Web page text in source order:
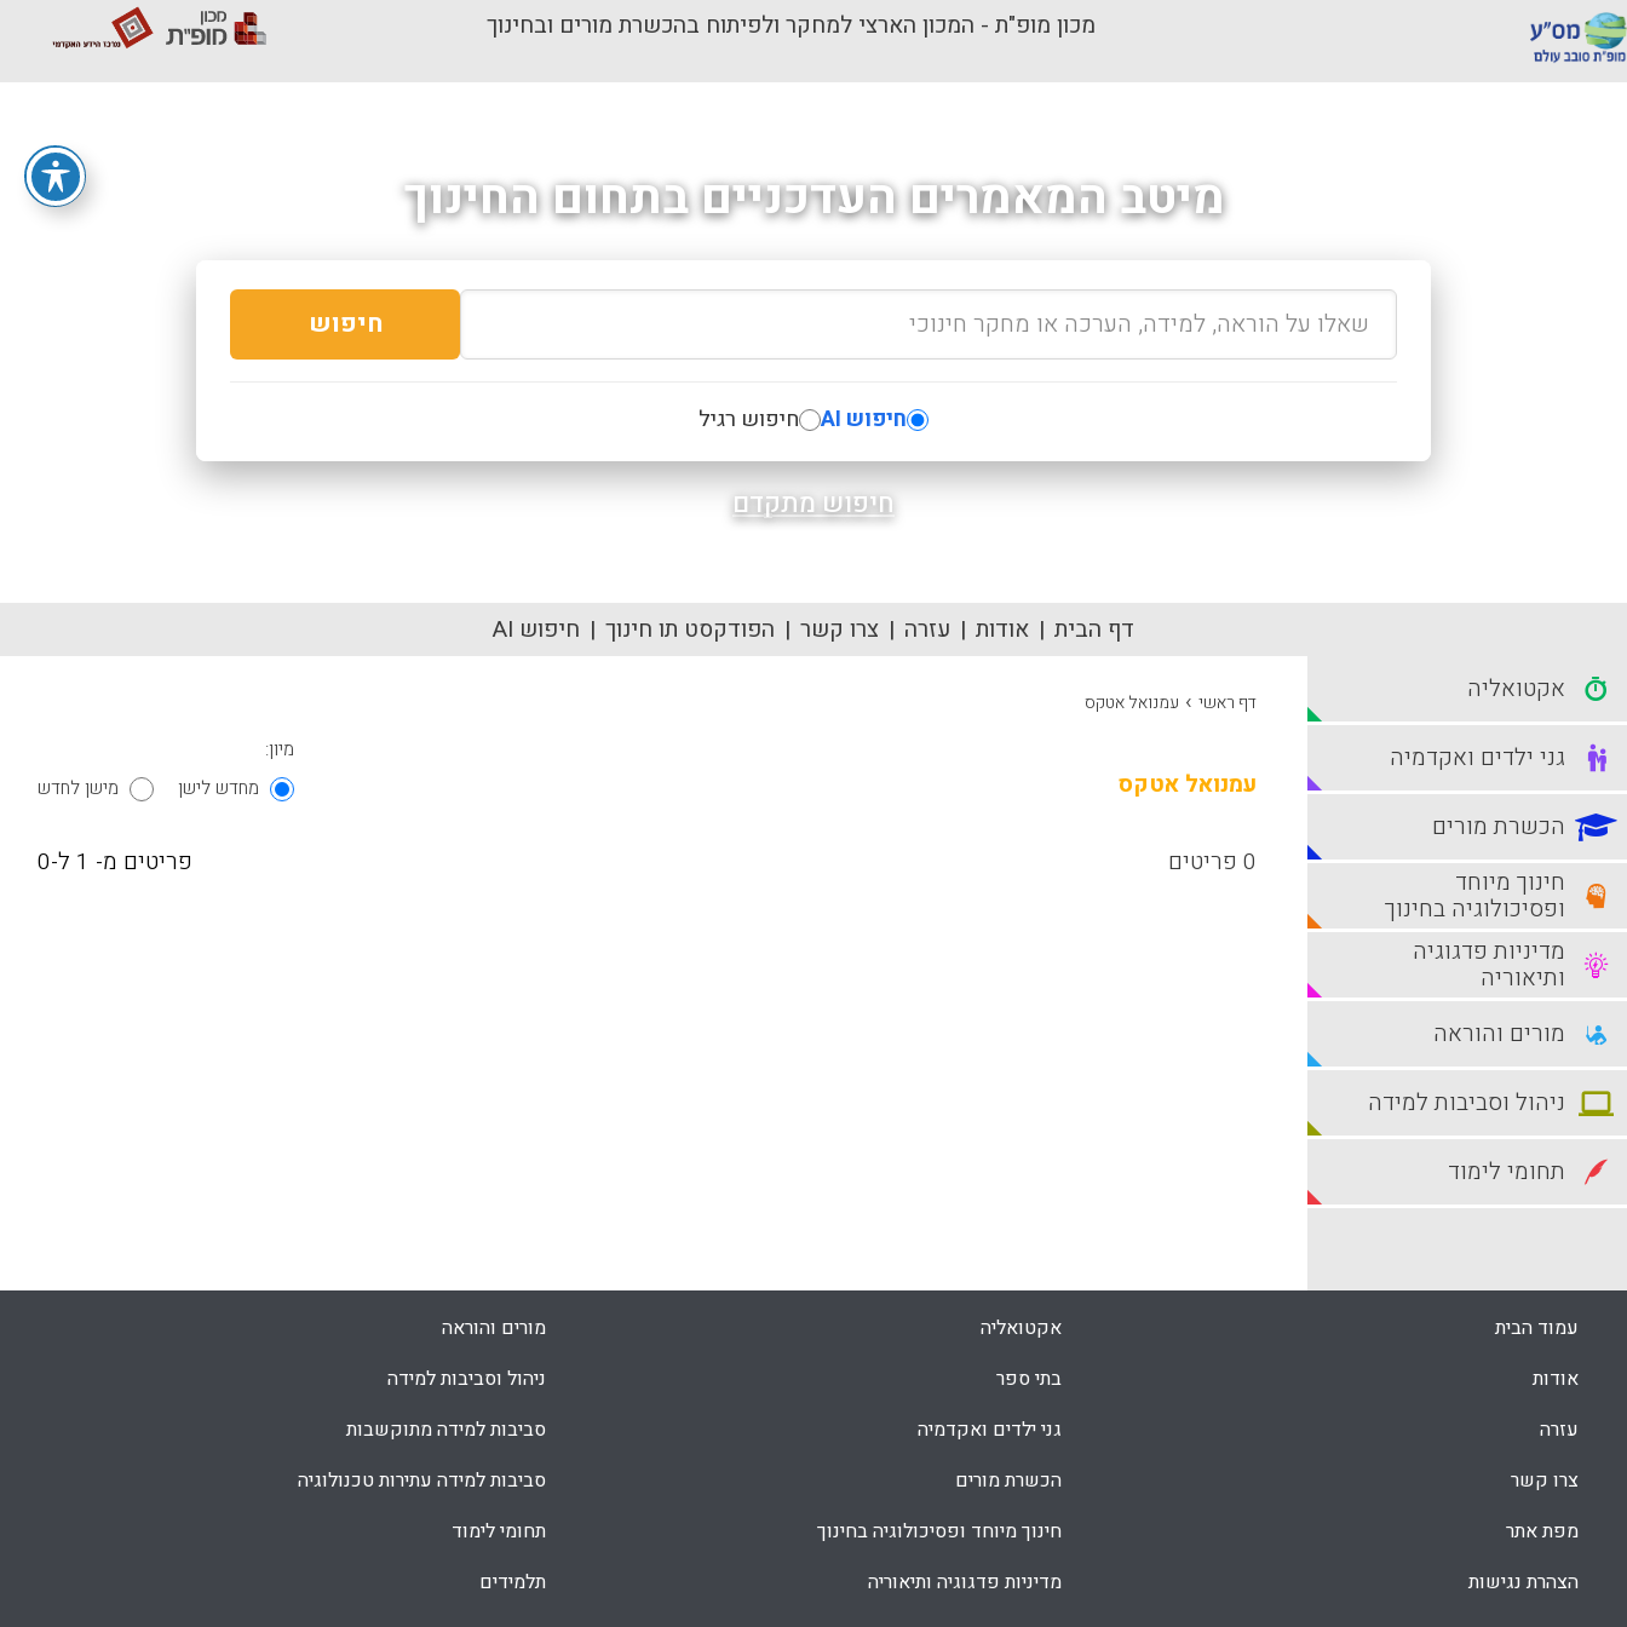
מכון מופ"ת - המכון הארצי למחקר ולפיתוח בהכשרת מורים ובחינוך
מיטב המאמרים העדכניים בתחום החינוך
חיפוש
חיפוש AI חיפוש רגיל
חיפוש מתקדם
דף הבית אודות עזרה צרו קשר הפודקסט תו חינוך חיפוש AI
דף ראשי › עמנואל אטקס
עמנואל אטקס
מיון:
מחדש לישן
מישן לחדש
0 פריטים פריטים מ- 1 ל-0
אקטואליה
גני ילדים ואקדמיה
הכשרת מורים
חינוך מיוחד
ופסיכולוגיה בחינוך
מדיניות פדגוגיה
ותיאוריה
מורים והוראה
ניהול וסביבות למידה
תחומי לימוד
עמוד הבית
אודות
עזרה
צרו קשר
מפת אתר
הצהרת נגישות
אקטואליה
בתי ספר
גני ילדים ואקדמיה
הכשרת מורים
חינוך מיוחד ופסיכולוגיה בחינוך
מדיניות פדגוגיה ותיאוריה
מורים והוראה
ניהול וסביבות למידה
סביבות למידה מתוקשבות
סביבות למידה עתירות טכנולוגיה
תחומי לימוד
תלמידים